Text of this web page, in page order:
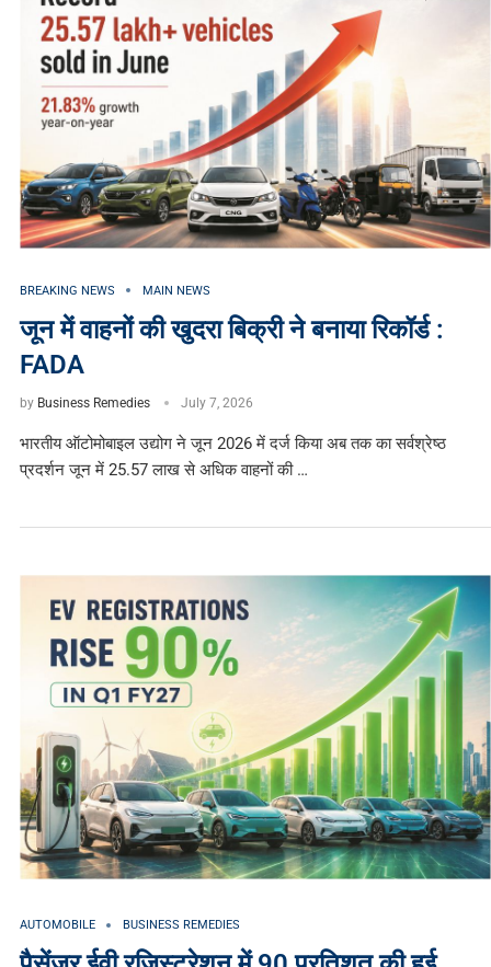
BREAKING NEWS MAIN NEWS
जून में वाहनों की खुदरा बिक्री ने बनाया रिकॉर्ड :
FADA
by Business Remedies July 7, 2026
भारतीय ऑटोमोबाइल उद्योग ने जून 2026 में दर्ज किया अब तक का सर्वश्रेष्ठ
प्रदर्शन जून में 25.57 लाख से अधिक वाहनों की …
AUTOMOBILE BUSINESS REMEDIES